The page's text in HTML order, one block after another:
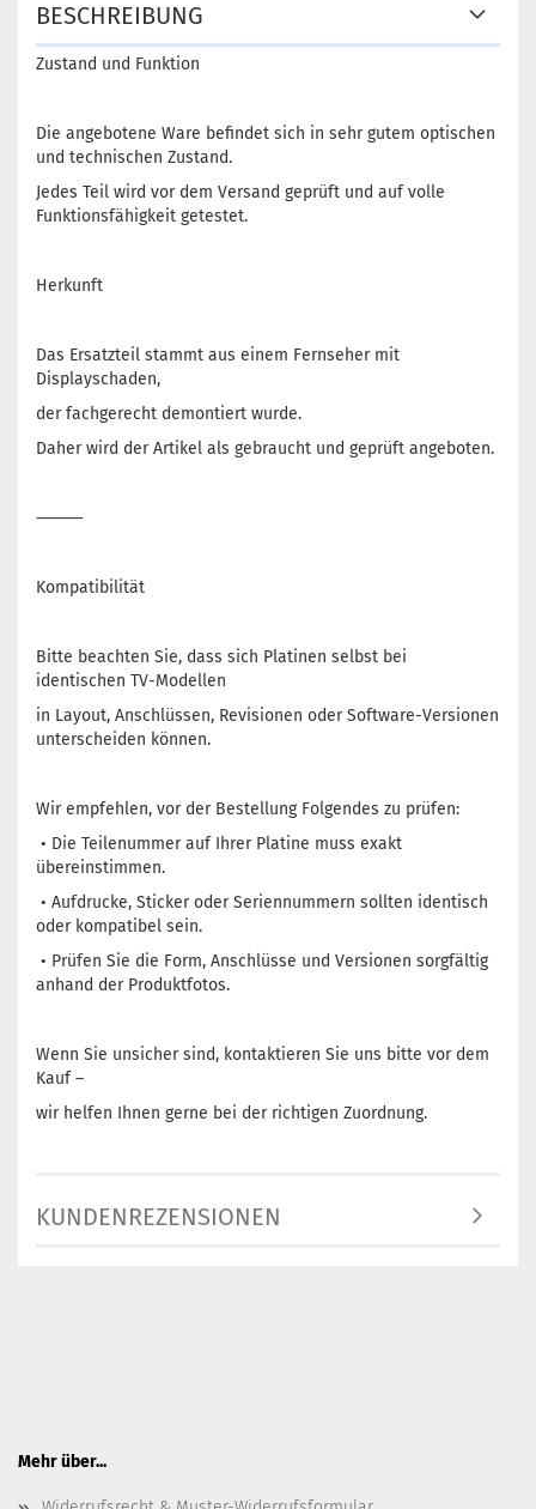
BESCHREIBUNG
Zustand und Funktion
Die angebotene Ware befindet sich in sehr gutem optischen
und technischen Zustand.
Jedes Teil wird vor dem Versand geprüft und auf volle
Funktionsfähigkeit getestet.
Herkunft
Das Ersatzteil stammt aus einem Fernseher mit
Displayschaden,
der fachgerecht demontiert wurde.
Daher wird der Artikel als gebraucht und geprüft angeboten.
⸻
Kompatibilität
Bitte beachten Sie, dass sich Platinen selbst bei
identischen TV-Modellen
in Layout, Anschlüssen, Revisionen oder Software-Versionen
unterscheiden können.
Wir empfehlen, vor der Bestellung Folgendes zu prüfen:
• Die Teilenummer auf Ihrer Platine muss exakt
übereinstimmen.
• Aufdrucke, Sticker oder Seriennummern sollten identisch
oder kompatibel sein.
• Prüfen Sie die Form, Anschlüsse und Versionen sorgfältig
anhand der Produktfotos.
Wenn Sie unsicher sind, kontaktieren Sie uns bitte vor dem
Kauf –
wir helfen Ihnen gerne bei der richtigen Zuordnung.
KUNDENREZENSIONEN
Mehr über...